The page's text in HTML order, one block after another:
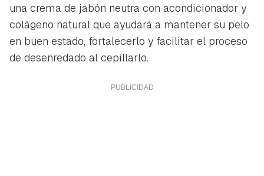
una crema de jabón neutra con acondicionador y
colágeno natural que ayudará a mantener su pelo
en buen estado, fortalecerlo y facilitar el proceso
de desenredado al cepillarlo.